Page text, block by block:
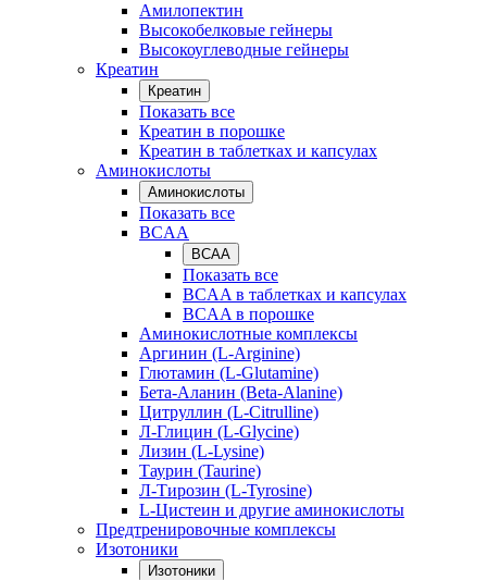
Амилопектин
Высокобелковые гейнеры
Высокоуглеводные гейнеры
Креатин
Креатин
Показать все
Креатин в порошке
Креатин в таблетках и капсулах
Аминокислоты
Аминокислоты
Показать все
BCAA
BCAA
Показать все
BCAA в таблетках и капсулах
BCAA в порошке
Аминокислотные комплексы
Аргинин (L-Arginine)
Глютамин (L-Glutamine)
Бета-Аланин (Beta-Alanine)
Цитруллин (L-Citrulline)
Л-Глицин (L-Glycine)
Лизин (L-Lysine)
Таурин (Taurine)
Л-Тирозин (L-Tyrosine)
L-Цистеин и другие аминокислоты
Предтренировочные комплексы
Изотоники
Изотоники